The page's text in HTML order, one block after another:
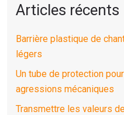
Articles récents
Barrière plastique de
légers
Un tube de protection
agressions mécaniques
Transmettre les valeurs